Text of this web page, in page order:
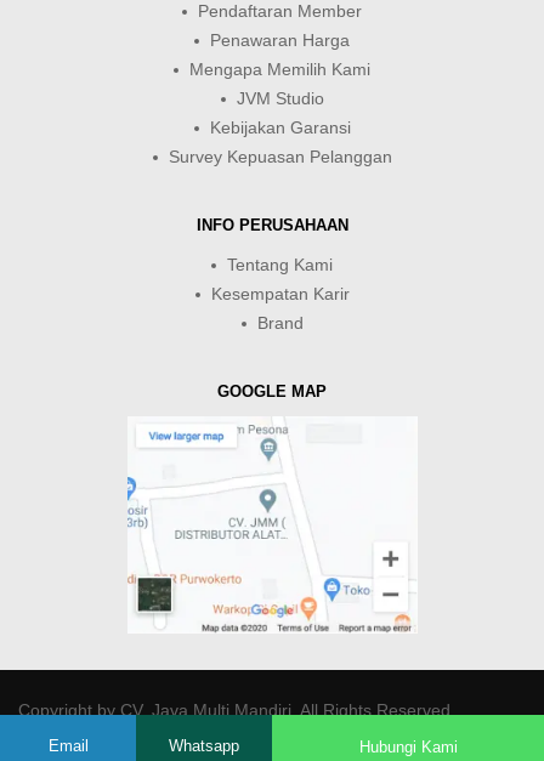
Pendaftaran Member
Penawaran Harga
Mengapa Memilih Kami
JVM Studio
Kebijakan Garansi
Survey Kepuasan Pelanggan
INFO PERUSAHAAN
Tentang Kami
Kesempatan Karir
Brand
GOOGLE MAP
Copyright byCV. Java Multi Mandiri. All Rights Reserved.
Email Whatsapp Hubungi Kami